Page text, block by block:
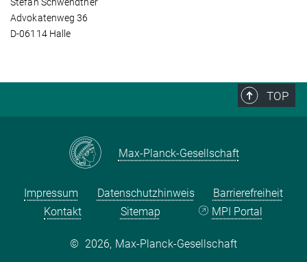
Advokatenweg 36
D-06114 Halle
TOP
Max-Planck-Gesellschaft
Impressum Datenschutzhinweis
Barrierefreiheit
Kontakt
Sitemap MPI Portal
© 2026, Max-Planck-Gesellschaft